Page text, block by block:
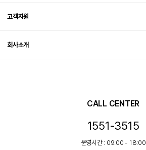
고객지원
회사소개
CALL CENTER
1551-3515
운영시간 : 09:00 - 18:00